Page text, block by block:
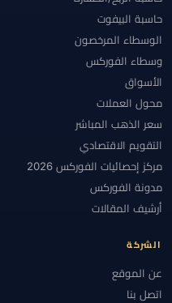
حاسبة البيفوت
الوسطاء المرخصون
وسطاء الفوركس
الأسواق
محول العملات
سعر الذهب المباشر
التقويم الاقتصادي
مركز إحصائيات الفوركس 2026
مدونة الفوركس
أرشيف المقالات
الشركة
عن الموقع
اتصل بنا